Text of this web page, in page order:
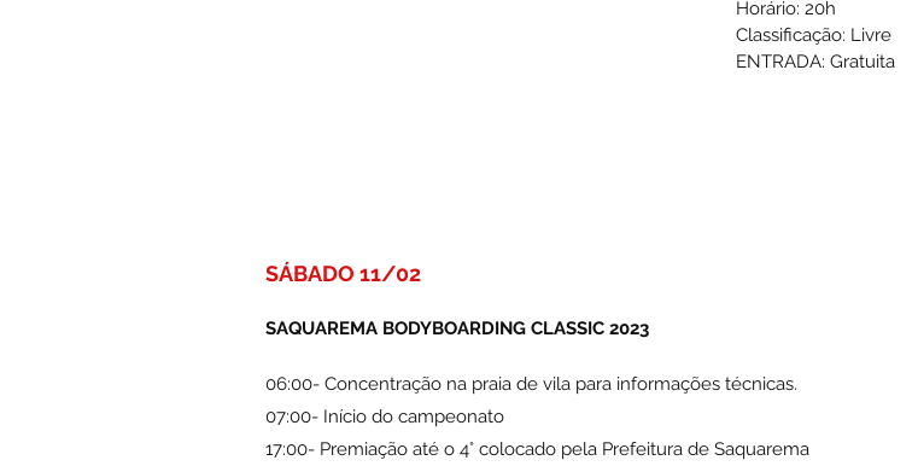
Horário: 20h
Classificação: Livre
ENTRADA: Gratuita
SÁBADO 11/02
SAQUAREMA BODYBOARDING CLASSIC 2023
06:00- Concentração na praia de vila para informações técnicas.
07:00- Início do campeonato
17:00- Premiação até o 4° colocado pela Prefeitura de Saquarema